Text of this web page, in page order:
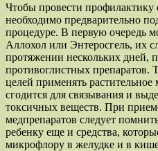
Чтобы провести профилактику
необходимо предварительно
процедуре. В первую очередь
Аллохол или Энтеросгель, их
протяжении нескольких дней,
противоглистных препаратов.
целей применять
сгодится для связывания и
токсичных веществ. При
медпрепаратов следует
ребенку еще и средства,
микрофлору в желудке и в